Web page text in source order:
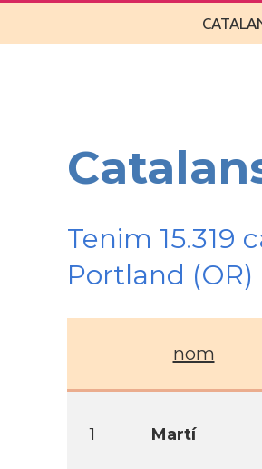
Tenim 15.319
Portland (OR)
nom
1 Martí